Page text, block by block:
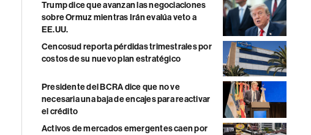
Trump dice que avanzan las negociaciones
sobre Ormuz mientras Irán evalúa veto a
EE.UU.
Cencosud reporta pérdidas trimestrales por
costos de su nuevo plan estratégico
Presidente del BCRA dice que no ve
necesaria una baja de encajes para reactivar
el crédito
Activos de mercados emergentes caen por